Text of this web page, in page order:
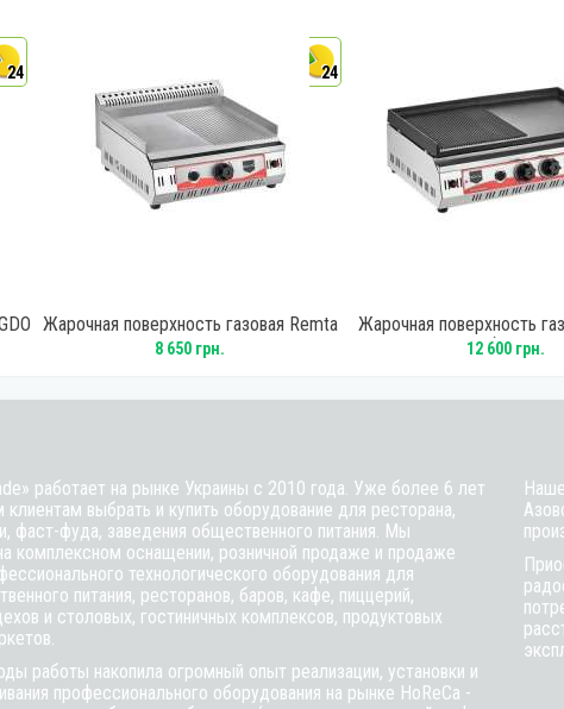
24 24
Жарочная поверхность газовая Remta
R50CEPOZ
8 650 грн.
Жарочная поверхность
R70CE
12 600 грн.
работает на рынке Украины с 2010 года. Уже более 6 лет
выбрать и купить оборудование для ресторана,
фаст-фуда, заведения общественного питания. Мы
комплексном оснащении, розничной продаже и продаже
технологического оборудования для
питания, ресторанов, баров, кафе, пиццерий,
и столовых, гостиничных комплексов, продуктовых
работы накопила огромный опыт реализации, установки и
профессионального оборудования на рынке HoReCa -